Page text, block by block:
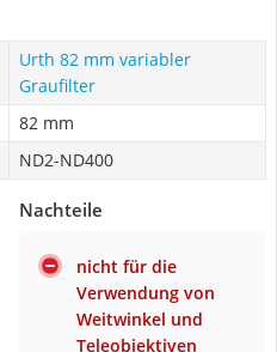
Urth 82 mm variabler
Graufilter
82 mm
ND2-ND400
Nachteile
nicht für die
Verwendung von
Weitwinkel und
Teleobjektiven